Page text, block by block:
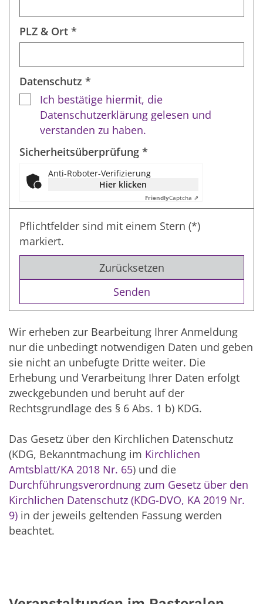
PLZ & Ort *
Datenschutz *
Ich bestätige hiermit, die
Datenschutzerklärung gelesen und
verstanden zu haben.
Sicherheitsüberprüfung *
Anti-Roboter-Verifizierung
Hier klicken
FriendlyCaptcha ⇗
Pflichtfelder sind mit einem Stern (*)
markiert.
Zurücksetzen
Wir erheben zur Bearbeitung Ihrer Anmeldung
nur die unbedingt notwendigen Daten und geben
sie nicht an unbefugte Dritte weiter. Die
Erhebung und Verarbeitung Ihrer Daten erfolgt
zweckgebunden und beruht auf der
Rechtsgrundlage des § 6 Abs. 1 b) KDG.
Das Gesetz über den Kirchlichen Datenschutz
(KDG, Bekanntmachung im Kirchlichen
Amtsblatt/KA 2018 Nr. 65) und die
Durchführungsverordnung zum Gesetz über den
Kirchlichen Datenschutz (KDG-DVO, KA 2019 Nr.
9) in der jeweils geltenden Fassung werden
beachtet.